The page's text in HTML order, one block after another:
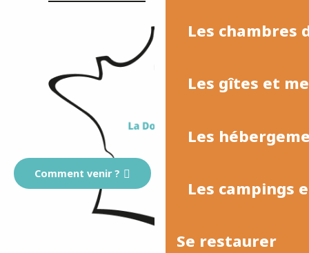
Les chambres
Les gîtes et
Les
Les campings
Se restaurer
Comment venir ?